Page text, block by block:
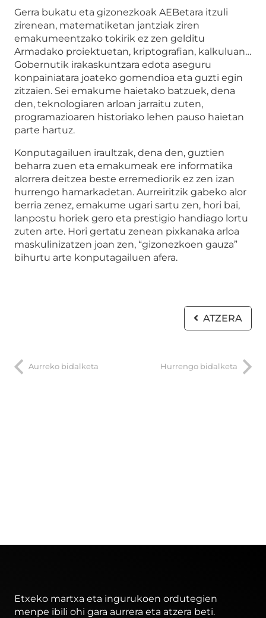
Gerra bukatu eta gizonezkoak AEBetara itzuli
zirenean, matematiketan jantziak ziren
emakumeentzako tokirik ez zen gelditu
Armadako proiektuetan, kriptografian, kalkuluan…
Gobernutik irakaskuntzara edota aseguru
konpainiatara joateko gomendioa eta guzti egin
zitzaien. Sei emakume haietako batzuek, dena
den, teknologiaren arloan jarraitu zuten,
programazioaren historiako lehen pauso haietan
parte hartuz.
Konputagailuen iraultzak, dena den, guztien
beharra zuen eta emakumeak ere informatika
alorrera deitzea beste erremediorik ez zen izan
hurrengo hamarkadetan. Aurreiritzik gabeko alor
berria zenez, emakume ugari sartu zen, hori bai,
lanpostu horiek gero eta prestigio handiago lortu
zuten arte. Hori gertatu zenean pixkanaka arloa
maskulinizatzen joan zen, “gizonezkoen gauza”
bihurtu arte konputagailuen afera.
ATZERA
Aurreko bidalketa Hurrengo bidalketa
Etxeko martxa eta ingurukoen ordutegien
menpe ibili ohi gara aurrera eta atzera beti.